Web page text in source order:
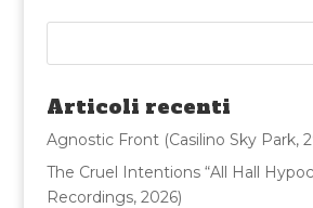
e
b
o
o
k
te
r
l
di
vi
di
Articoli recenti
Agnostic Front (Casilino Sky Park,
The Cruel Intentions “All Hall
Recordings, 2026)